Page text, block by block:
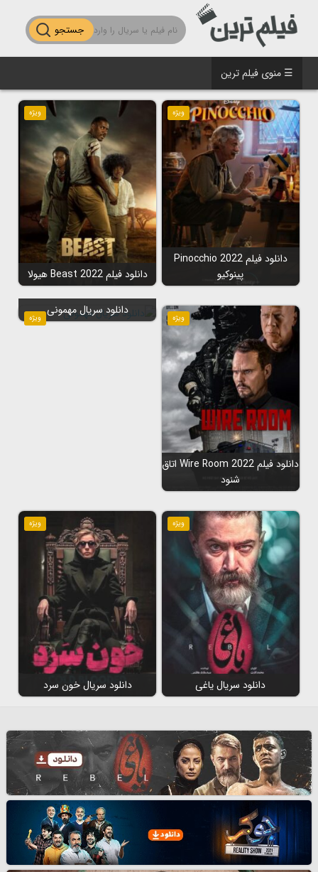
جستجو
☰ منوی فیلم ترین
ویژه
دانلود فیلم Pinocchio 2022
پینوکیو
ویژه
دانلود فیلم Beast 2022 هیولا
ویژه
دانلود فیلم Wire Room 2022 اتاق
شنود
ویژه
دانلود سریال مهمونی
ویژه
دانلود سریال یاغی
ویژه
دانلود سریال خون سرد